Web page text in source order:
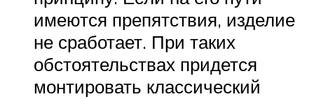
имеются препятствия, изделие
не сработает. При таких
обстоятельствах придется
монтировать классический